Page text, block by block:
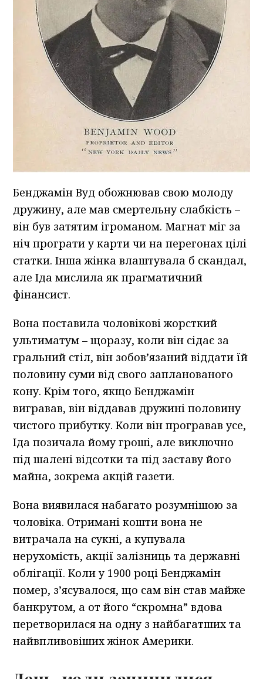
Бенджамін Вуд обожнював свою молоду
дружину, але мав смертельну слабкість –
він був затятим ігроманом. Магнат міг за
ніч програти у карти чи на перегонах цілі
статки. Інша жінка влаштувала б скандал,
але Іда мислила як прагматичний
фінансист.
Вона поставила чоловікові жорсткий
ультиматум – щоразу, коли він сідає за
гральний стіл, він зобов’язаний віддати їй
половину суми від свого запланованого
кону. Крім того, якщо Бенджамін
вигравав, він віддавав дружині половину
чистого прибутку. Коли він програвав усе,
Іда позичала йому гроші, але виключно
під шалені відсотки та під заставу його
майна, зокрема акцій газети.
Вона виявилася набагато розумнішою за
чоловіка. Отримані кошти вона не
витрачала на сукні, а купувала
нерухомість, акції залізниць та державні
облігації. Коли у 1900 році Бенджамін
помер, з’ясувалося, що сам він став майже
банкрутом, а от його “скромна” вдова
перетворилася на одну з найбагатших та
найвпливовіших жінок Америки.